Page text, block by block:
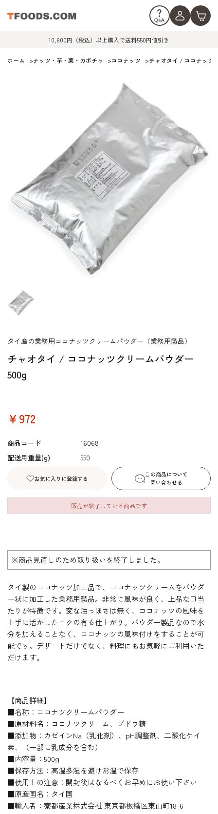
10,800円（税込）以上購入で送料550円値引き
ホーム >ナッツ・芋・栗・カボチャ >ココナッツ >チャオタイ / ココナッツ
チャオタイ / ココナッツクリームパウダー
500g
タイ産の業務用ココナッツクリームパウダー（業務用製品）
￥972
商品コード
16068
配送用重量(g)
550
お気に入りに登録する
この商品について
問い合わせる
販売が終了している商品です
※商品見直しのため取り扱いを終了しました。
タイ製のココナッツ加工品で、ココナッツクリームをパウダ
ー状に加工した業務用製品。非常に風味が良く、上品な口当
たりが特徴です。変な油っぽさは無く、ココナッツの風味を
上手に活かしたコクの有る仕上がり。パウダー製品なので水
分を加えることなく、ココナッツの風味付けをすることが可
能です。デザートだけでなく、料理にもお気軽にご利用いた
だけます。
【商品詳細】
■名称：ココナツクリームパウダー
■原材料名：ココナツクリーム、ブドウ糖
■添加物：カゼインNa（乳化剤）、pH調整剤、二酸化ケイ
素、（一部に乳成分を含む）
■内容量：500g
■保存方法：高温多湿を避け常温で保存
■使用上の注意：開封後はなるべくお早めにお使い下さい
■原産国名：タイ国
■輸入者：寮都産業株式会社 東京都板橋区東山町18-6